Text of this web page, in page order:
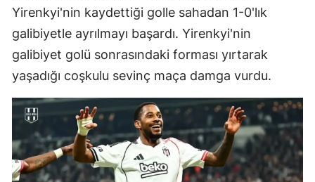
Yirenkyi'nin kaydettiği golle sahadan 1-0'lık
galibiyetle ayrılmayı başardı. Yirenkyi'nin
galibiyet golü sonrasındaki forması yırtarak
yaşadığı coşkulu sevinç maça damga vurdu.